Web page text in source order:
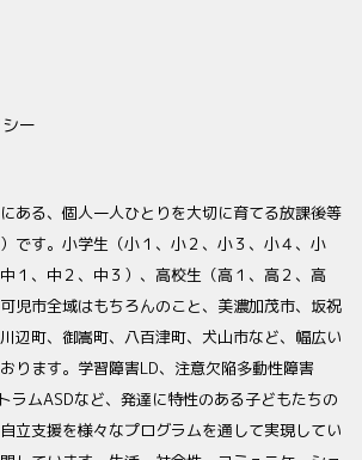
ー
ある、個人一人ひとりを大切に育てる放課後等
です。小学生（小１、小２、小３、小４、小
１、中２、中３）、高校生（高１、高２、高
児市全域はもちろんのこと、美濃加茂市、坂祝
辺町、御嵩町、八百津町、犬山市など、幅広い
ります。学習障害LD、注意欠陥多動性障害
ラムASDなど、発達に特性のある子どもたちの
立支援を様々なプログラムを通して実現してい